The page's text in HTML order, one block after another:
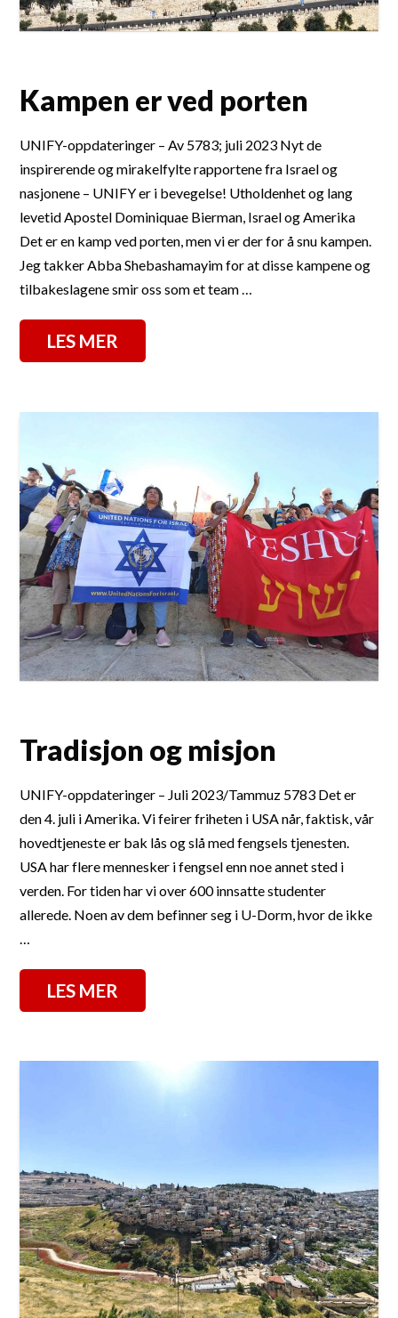
Kampen er ved porten
UNIFY-oppdateringer – Av 5783; juli 2023 Nyt de
inspirerende og mirakelfylte rapportene fra Israel og
nasjonene – UNIFY er i bevegelse! Utholdenhet og lang
levetid Apostel Dominiquae Bierman, Israel og Amerika
Det er en kamp ved porten, men vi er der for å snu kampen.
Jeg takker Abba Shebashamayim for at disse kampene og
tilbakeslagene smir oss som et team …
LES MER
Tradisjon og misjon
UNIFY-oppdateringer – Juli 2023/Tammuz 5783 Det er
den 4. juli i Amerika. Vi feirer friheten i USA når, faktisk, vår
hovedtjeneste er bak lås og slå med fengsels tjenesten.
USA har flere mennesker i fengsel enn noe annet sted i
verden. For tiden har vi over 600 innsatte studenter
allerede. Noen av dem befinner seg i U-Dorm, hvor de ikke
LES MER